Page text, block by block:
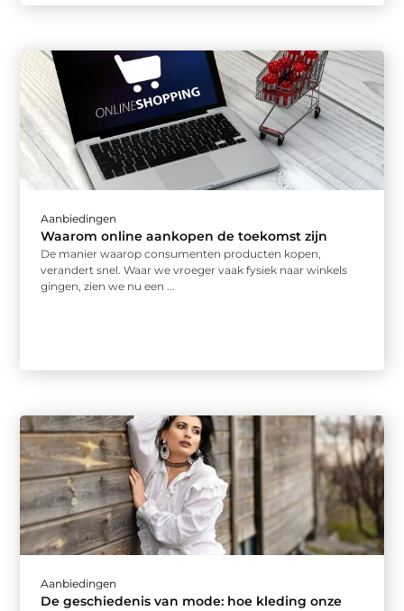
Aanbiedingen
Waarom online aankopen de toekomst zijn
De manier waarop consumenten producten kopen,
verandert snel. Waar we vroeger vaak fysiek naar winkels
gingen, zien we nu een ...
Aanbiedingen
De geschiedenis van mode: hoe kleding onze